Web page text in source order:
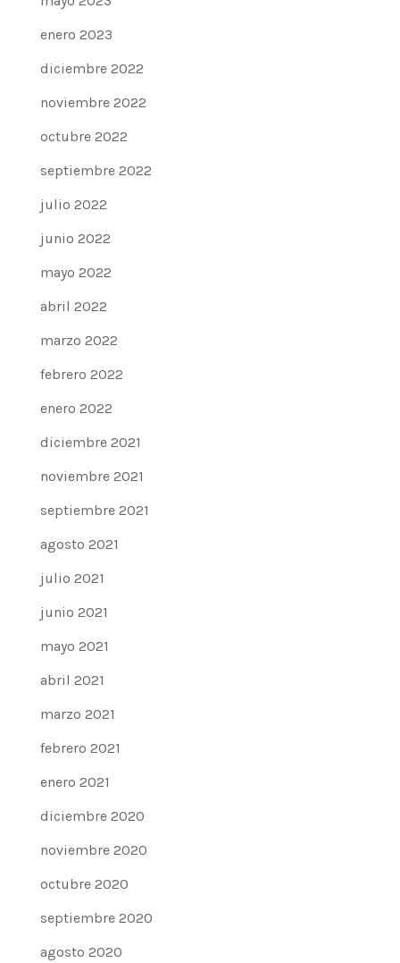
enero 2023
diciembre 2022
noviembre 2022
octubre 2022
septiembre 2022
julio 2022
junio 2022
mayo 2022
abril 2022
marzo 2022
febrero 2022
enero 2022
diciembre 2021
noviembre 2021
septiembre 2021
agosto 2021
julio 2021
junio 2021
mayo 2021
abril 2021
marzo 2021
febrero 2021
enero 2021
diciembre 2020
noviembre 2020
octubre 2020
septiembre 2020
agosto 2020